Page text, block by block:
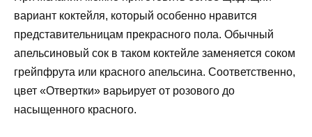
вариант коктейля, который особенно нравится
представительницам прекрасного пола. Обычный
апельсиновый сок в таком коктейле заменяется соком
грейпфрута или красного апельсина. Соответственно,
цвет «Отвертки» варьирует от розового до
насыщенного красного.